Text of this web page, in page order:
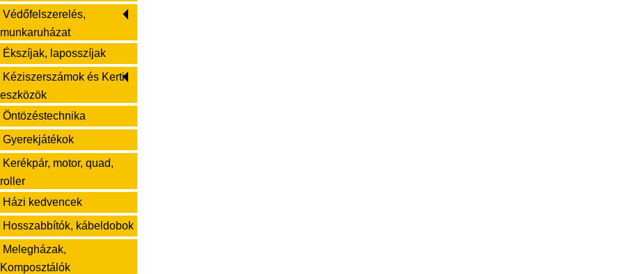
Védőfelszerelés,
munkaruházat
Ékszíjak, laposszíjak
Kéziszerszámok és Kerti
eszközök
Öntözéstechnika
Gyerekjátékok
Kerékpár, motor, quad,
roller
Házi kedvencek
Hosszabbítók, kábeldobok
Melegházak,
Komposztálók